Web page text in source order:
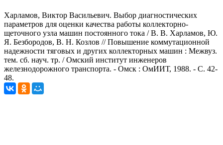
Харламов, Виктор Васильевич. Выбор диагностических
параметров для оценки качества работы коллекторно-
щеточного узла машин постоянного тока / В. В. Харламов, Ю.
Я. Безбородов, В. Н. Козлов // Повышение коммутационной
надежности тяговых и других коллекторных машин : Межвуз.
тем. сб. науч. тр. / Омский институт инженеров
железнодорожного транспорта. - Омск : ОмИИТ, 1988. - С. 42-
48.